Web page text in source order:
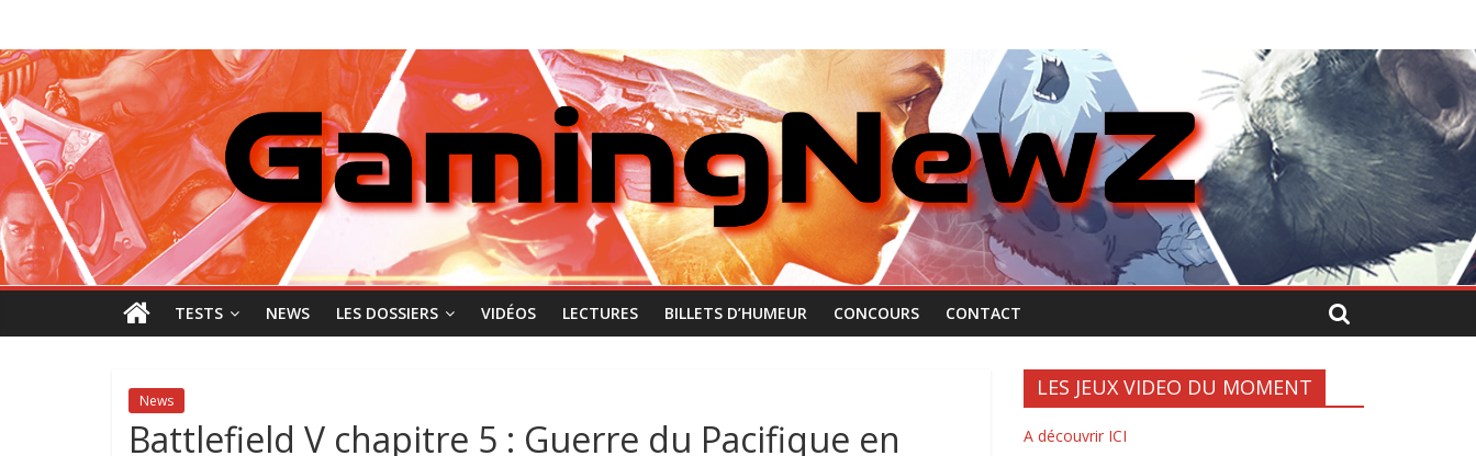
contenu
GamingNewZ
Tests
et
Actu
des
jeux
vidéo
TESTS NEWS LES DOSSIERS VIDÉOS LECTURES BILLETS D’HUMEUR CONCOURS CONTACT
News
Battlefield V chapitre 5 : Guerre du Pacifique en
LES JEUX VIDEO DU MOMENT
A découvrir ICI